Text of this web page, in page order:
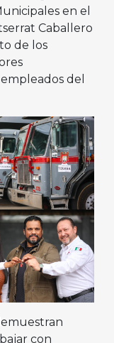
en el
Caballero
de los
del
con